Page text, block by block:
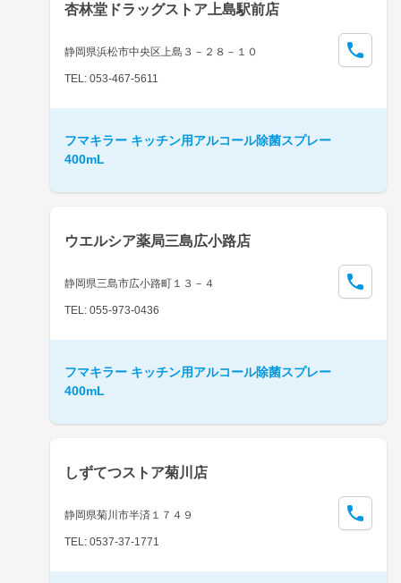
杏林堂ドラッグストア上島駅前店
静岡県浜松市中央区上島３－２８－１０
TEL: 053-467-5611
フマキラー キッチン用アルコール除菌スプレー
400mL
ウエルシア薬局三島広小路店
静岡県三島市広小路町１３－４
TEL: 055-973-0436
フマキラー キッチン用アルコール除菌スプレー
400mL
しずてつストア菊川店
静岡県菊川市半済１７４９
TEL: 0537-37-1771